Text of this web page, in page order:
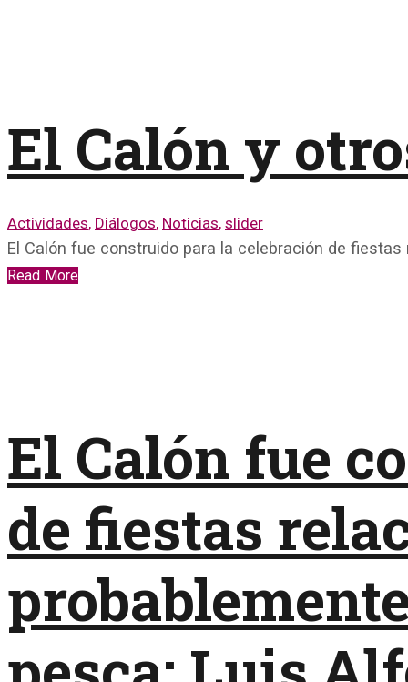
El Calón y
Actividades, Diálogos, Noticias, slider
El Calón fue construido para la celebración de
Read More
El Calón fue
de fiestas